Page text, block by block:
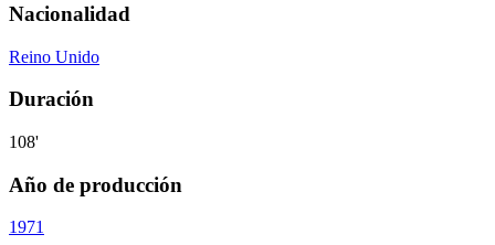
Nacionalidad
Reino Unido
Duración
108'
Año de producción
1971